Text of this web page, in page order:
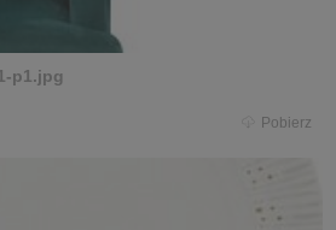
p1.jpg
Pobierz